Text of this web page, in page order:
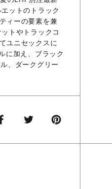
ットのトラック
ィーの要素を兼
トやトラックコ
ユニセックスに
に加え、ブラック
、ダークグリー